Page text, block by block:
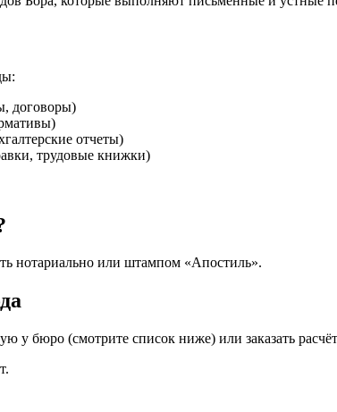
договоры)
отчеты)
трудовые книжки)
нотариально или штампом «Апостиль».
у бюро (смотрите список ниже) или заказать